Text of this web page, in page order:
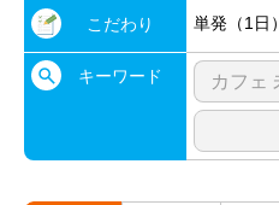
こだわり 単発（1日）
キーワード